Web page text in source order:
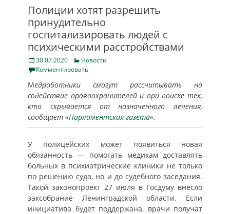
Полиции хотят разрешить
принудительно
госпитализировать людей с
психическими расстройствами
Posted
on
30.07.2020 Categories
Новости
Комментировать
Медработники смогут рассчитывать на
содействие правоохранителей и при поиске тех,
кто скрывается от назначенного лечения,
сообщает «Парламентская газета«.
У полицейских может появиться новая
обязанность — помогать медикам доставлять
больных в психиатрические клиники не только
по решению суда, но и до судебного заседания.
Такой законопроект 27 июля в Госдуму внесло
заксобрание Ленинградской области. Если
инициатива будет поддержана, врачи получат